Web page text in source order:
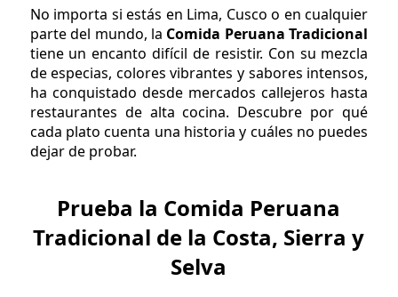
No importa si estás en Lima, Cusco o en cualquier
parte del mundo, la Comida Peruana Tradicional
tiene un encanto difícil de resistir. Con su mezcla
de especias, colores vibrantes y sabores intensos,
ha conquistado desde mercados callejeros hasta
restaurantes de alta cocina. Descubre por qué
cada plato cuenta una historia y cuáles no puedes
dejar de probar.
Prueba la Comida Peruana
Tradicional de la Costa, Sierra y
Selva